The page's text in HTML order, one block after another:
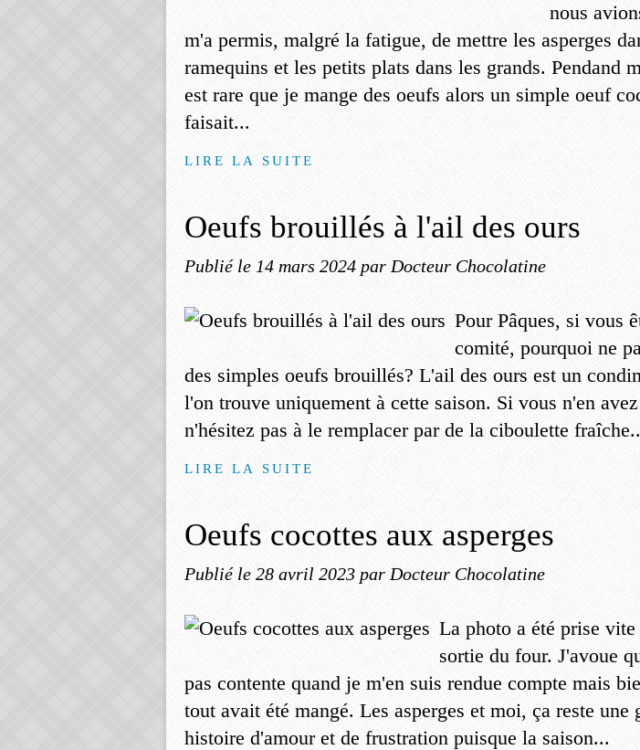
nous
m'a permis, malgré la fatigue, de mettre les asperges
ramequins et les petits plats dans les grands. Pendand
est rare que je mange des oeufs alors un simple oeuf
faisait...
LIRE LA SUITE
Oeufs brouillés à l'ail des ours
Publié le 14 mars 2024 par Docteur Chocolatine
Pour Pâques, si vous
comité, pourquoi ne
des simples oeufs brouillés? L'ail des ours est un
l'on trouve uniquement à cette saison. Si vous n'en
n'hésitez pas à le remplacer par de la ciboulette
LIRE LA SUITE
Oeufs cocottes aux asperges
Publié le 28 avril 2023 par Docteur Chocolatine
La photo a été prise
sortie du four. J'avoue
pas contente quand je m'en suis rendue compte mais
tout avait été mangé. Les asperges et moi, ça reste une
histoire d'amour et de frustration puisque la saison...